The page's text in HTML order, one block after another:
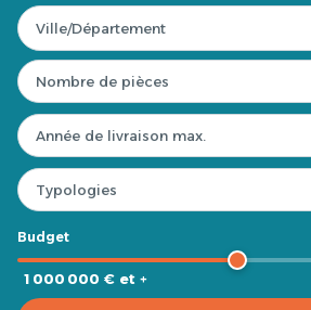
Budget
1 000 000 € et +